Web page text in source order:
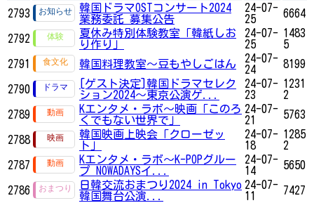
2793
韓国ドラマOSTコンサート2024
業務委託 募集公告
24-07-
25
6664
2792
夏休み特別体験教室「韓紙しお
り作り」
24-07-
25
1483
5
2791
韓国料理教室～豆もやしごはん
24-07-
24
8199
2790
[ゲスト決定]韓国ドラマセレク
ション2024～東京公演ゲ...
24-07-
23
1231
2
2789
Kエンタメ・ラボ～映画「このろ
くでもない世界で」
24-07-
21
5763
2788
韓国映画上映会「クローゼッ
ト」
24-07-
18
1285
2
2787
Kエンタメ・ラボ～K-POPグルー
プ NOWADAYSイ...
24-07-
14
5650
2786
日韓交流おまつり2024 in Tokyo
韓国舞台公演...
24-07-
11
7427